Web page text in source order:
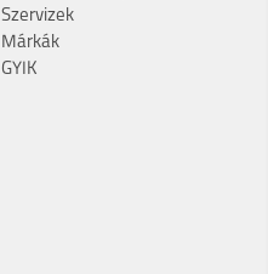
Szervizek
Márkák
GYIK